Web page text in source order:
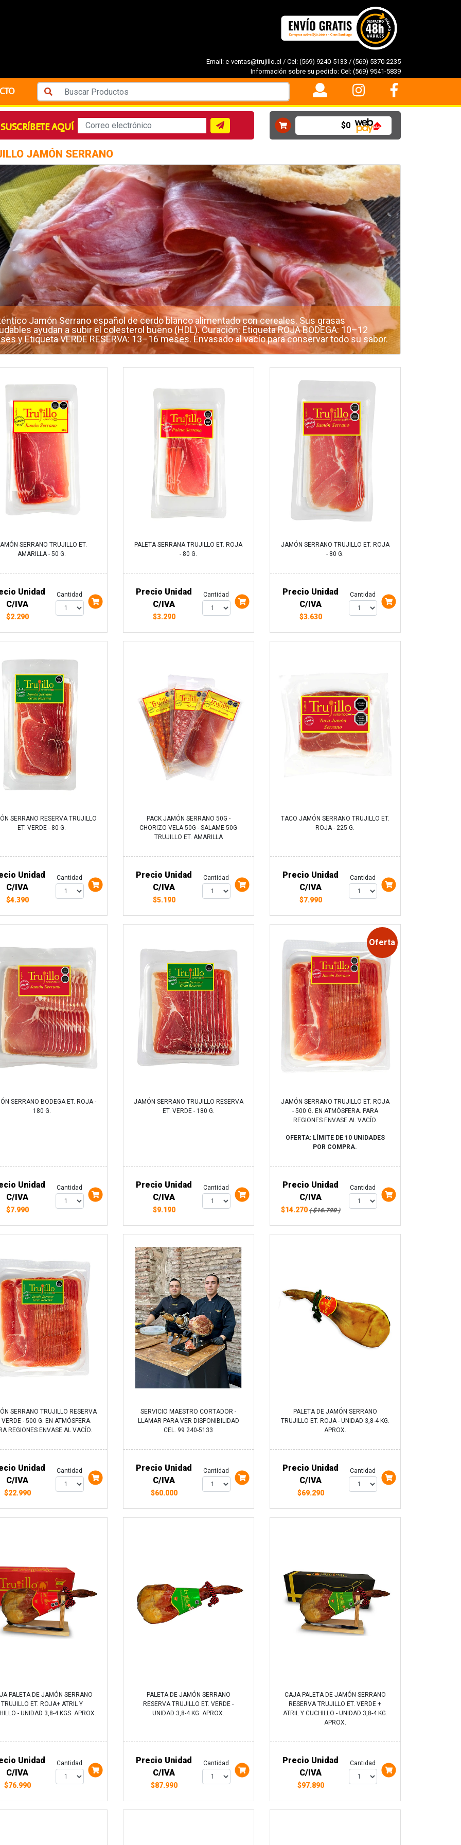
Email: e-ventas@trujillo.cl / Cel: (569) 9240-5133 / (569) 5370-2235
Información sobre su pedido: Cel: (569) 9541-5839
SUSCRÍBETE AQUÍ $0
JAMÓN SERRANO
Jamón Serrano español de cerdo blanco alimentado con cereales. Sus grasas
ayudan a subir el colesterol bueno (HDL). Curación: Etiqueta ROJA BODEGA: 10–12
y Etiqueta VERDE RESERVA: 13–16 meses. Envasado al vacío para conservar todo su sabor.
SERRANO TRUJILLO ET.
AMARILLA - 50 G.
Unidad
C/IVA
$2.290
Cantidad
PALETA SERRANA TRUJILLO ET. ROJA
- 80 G.
Precio Unidad
C/IVA
$3.290
Cantidad
JAMÓN SERRANO TRUJILLO ET. ROJA
- 80 G.
Precio Unidad
C/IVA
$3.630
Cantidad
SERRANO RESERVA TRUJILLO
ET. VERDE - 80 G.
Unidad
C/IVA
$4.390
Cantidad
PACK JAMÓN SERRANO 50G -
CHORIZO VELA 50G - SALAME 50G
TRUJILLO ET. AMARILLA
Precio Unidad
C/IVA
$5.190
Cantidad
TACO JAMÓN SERRANO TRUJILLO ET.
ROJA - 225 G.
Precio Unidad
C/IVA
$7.990
Cantidad
SERRANO BODEGA ET. ROJA -
180 G.
Unidad
C/IVA
$7.990
Cantidad
JAMÓN SERRANO TRUJILLO RESERVA
ET. VERDE - 180 G.
Precio Unidad
C/IVA
$9.190
Cantidad
Oferta
JAMÓN SERRANO TRUJILLO ET. ROJA
- 500 G. EN ATMÓSFERA. PARA
REGIONES ENVASE AL VACÍO.
OFERTA: LÍMITE DE 10 UNIDADES
POR COMPRA.
Precio Unidad
C/IVA
$14.270( $16.790 )
Cantidad
SERRANO TRUJILLO RESERVA
VERDE - 500 G. EN ATMÓSFERA.
REGIONES ENVASE AL VACÍO.
Unidad
C/IVA
$22.990
Cantidad
SERVICIO MAESTRO CORTADOR -
LLAMAR PARA VER DISPONIBILIDAD
CEL. 99 240-5133
Precio Unidad
C/IVA
$60.000
Cantidad
PALETA DE JAMÓN SERRANO
TRUJILLO ET. ROJA - UNIDAD 3,8-4 KG.
APROX.
Precio Unidad
C/IVA
$69.290
Cantidad
PALETA DE JAMÓN SERRANO
TRUJILLO ET. ROJA+ ATRIL Y
- UNIDAD 3,8-4 KGS. APROX.
Unidad
C/IVA
$76.990
Cantidad
PALETA DE JAMÓN SERRANO
RESERVA TRUJILLO ET. VERDE -
UNIDAD 3,8-4 KG. APROX.
Precio Unidad
C/IVA
$87.990
Cantidad
CAJA PALETA DE JAMÓN SERRANO
RESERVA TRUJILLO ET. VERDE +
ATRIL Y CUCHILLO - UNIDAD 3,8-4 KG.
APROX.
Precio Unidad
C/IVA
$97.890
Cantidad